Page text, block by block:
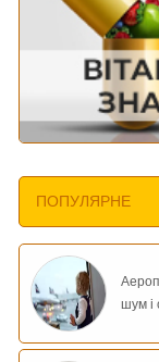
ПОПУЛЯРНЕ
шум і